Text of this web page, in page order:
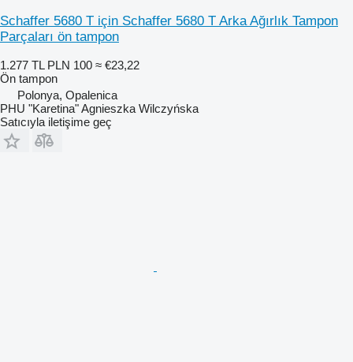
Schaffer 5680 T için Schaffer 5680 T Arka Ağırlık Tampon
Parçaları ön tampon
1.277 TL PLN 100 ≈ €23,22
Ön tampon
Polonya, Opalenica
PHU "Karetina" Agnieszka Wilczyńska
Satıcıyla iletişime geç